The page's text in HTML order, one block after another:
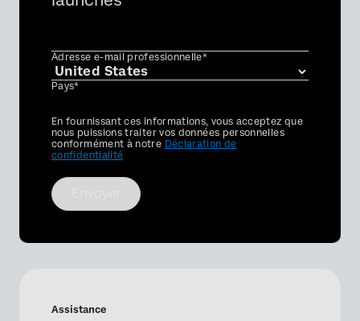
Adresse e-mail professionnelle*
Pays*
Privacy
Optin
En fournissant ces informations, vous acceptez que
nous puissions traiter vos données personnelles
conformément à notre Déclaration de
confidentialité
Assistance